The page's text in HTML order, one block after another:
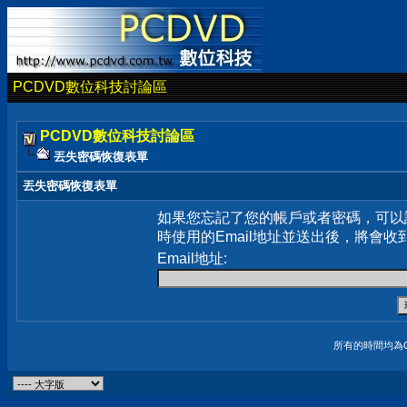
PCDVD數位科技討論區
PCDVD數位科技討論區
丟失密碼恢復表單
丟失密碼恢復表單
如果您忘記了您的帳戶或者密碼，可
時使用的Email地址並送出後，將會收
Email地址:
所有的時間均為